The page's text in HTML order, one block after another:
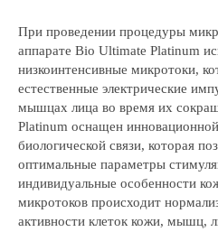
При проведении процедуры
аппарате Bio Ultimate Platinum
низкоинтенсивные микротоки,
естественные электрические
мышцах лица во время их
Platinum оснащен
биологической связи, которая
оптимальные параметры
индивидуальные особенности
микротоков происходит
активности клеток кожи, мышц,